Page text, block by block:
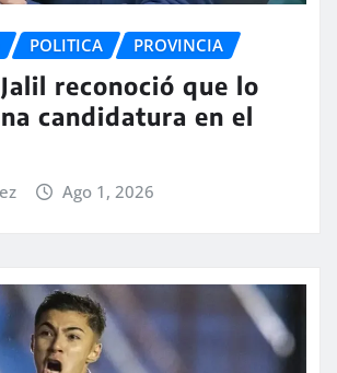
POLITICA PROVINCIA
reconoció que lo
candidatura en el
Ago 1, 2026